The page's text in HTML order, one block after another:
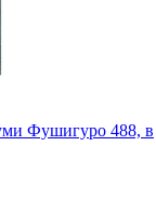
Фушигуро 488, в